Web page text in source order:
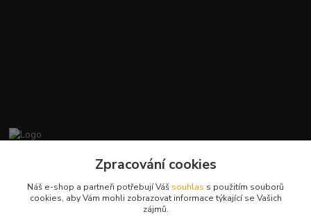
+420412384749
Zpracování cookies
Náš e-shop a partneři potřebují Váš souhlas s použitím souborů
cookies, aby Vám mohli zobrazovat informace týkající se Vašich
zájmů.